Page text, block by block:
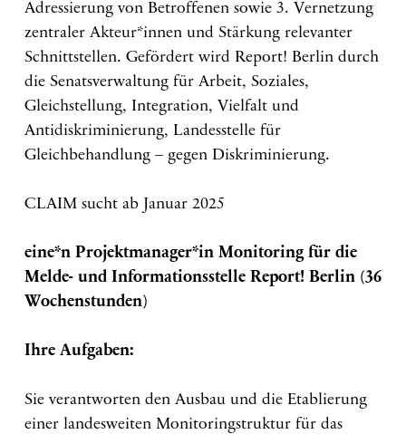
Adressierung von Betroffenen sowie 3. Vernetzung
zentraler Akteur*innen und Stärkung relevanter
Schnittstellen. Gefördert wird Report! Berlin durch
die Senatsverwaltung für Arbeit, Soziales,
Gleichstellung, Integration, Vielfalt und
Antidiskriminierung, Landesstelle für
Gleichbehandlung – gegen Diskriminierung.
CLAIM sucht ab Januar 2025
eine*n Projektmanager*in Monitoring für die
Melde- und Informationsstelle Report! Berlin (36
Wochenstunden)
Ihre Aufgaben:
Sie verantworten den Ausbau und die Etablierung
einer landesweiten Monitoringstruktur für das